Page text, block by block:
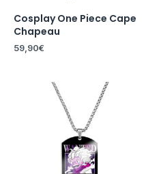
Cosplay One Piece Cape
Chapeau
59,90€